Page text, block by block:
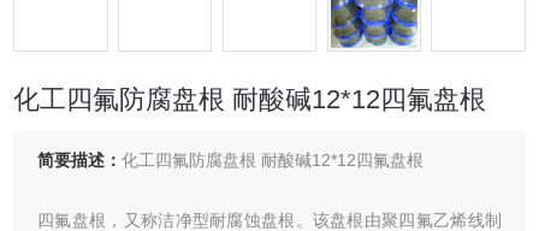
化工四氟防腐盘根 耐酸碱12*12四氟盘根
简要描述：化工四氟防腐盘根 耐酸碱12*12四氟盘根
四氟盘根，又称洁净型耐腐蚀盘根。该盘根由聚四氟乙烯线制